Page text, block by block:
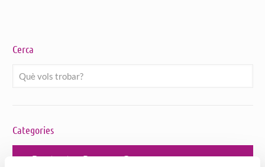
Cerca
Categories
Bon tracte a Persones Grans